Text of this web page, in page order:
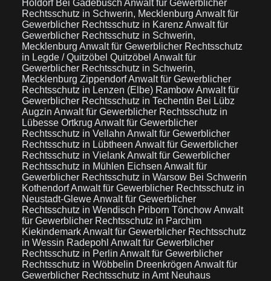
Holdorf Bei Gadebusch Anwalt für Gewerblicher
Rechtsschutz in Schwerin, Mecklenburg Anwalt für
Gewerblicher Rechtsschutz in Karenz Anwalt für
Gewerblicher Rechtsschutz in Schwerin,
Mecklenburg Anwalt für Gewerblicher Rechtsschutz
in Legde / Quitzöbel Quitzöbel Anwalt für
Gewerblicher Rechtsschutz in Schwerin,
Mecklenburg ZippendorfAnwalt für Gewerblicher
Rechtsschutz in Lenzen (Elbe) RambowAnwalt für
Gewerblicher Rechtsschutz in Techentin Bei Lübz
Augzin Anwalt für Gewerblicher Rechtsschutz in
Lübesse Ortkrug Anwalt für Gewerblicher
Rechtsschutz in Vellahn Anwalt für Gewerblicher
Rechtsschutz in Lübtheen Anwalt für Gewerblicher
Rechtsschutz in VielankAnwalt für Gewerblicher
Rechtsschutz in Mühlen Eichsen Anwalt für
Gewerblicher Rechtsschutz in Warsow Bei Schwerin
KothendorfAnwalt für Gewerblicher Rechtsschutz in
Neustadt-GleweAnwalt für Gewerblicher
Rechtsschutz in Wendisch Priborn TönchowAnwalt
für Gewerblicher Rechtsschutz in Parchim
KiekindemarkAnwalt für Gewerblicher Rechtsschutz
in Wessin Radepohl Anwalt für Gewerblicher
Rechtsschutz in Perlin Anwalt für Gewerblicher
Rechtsschutz in Wöbbelin Dreenkrögen Anwalt für
Gewerblicher Rechtsschutz in Amt Neuhaus